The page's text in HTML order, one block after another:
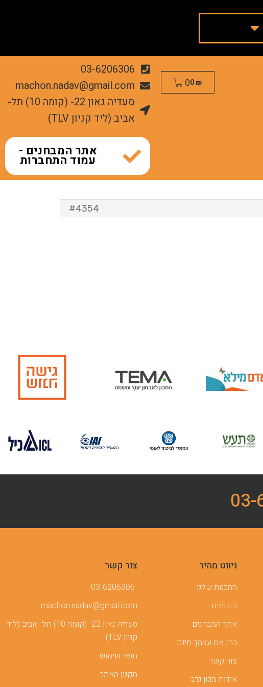
0₪
0
03-6206306
machon.nadav@gmail.com
סעדיה גאון 22- (קומה 10) תל-
אביב (ליד קניון TLV)
אתר המבחנים -
עמוד התחברות
#4354
ניווט מהיר
ההכנות שלנו
פורומים
אתר המבחנים
בחן את עצמך חינם
צור קשר
אודות מכון נדב
צור קשר
03-6206306
machon.nadav@gmail.com
סעדיה גאון 22- (קומה 10) תל- אביב (ליד
קניון TLV)
תנאי שימוש
תקנון האתר